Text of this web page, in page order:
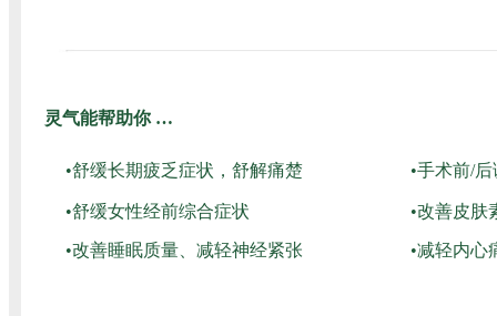
灵气能帮助你 …
•舒缓长期疲乏症状，舒解痛楚 •手术前/
•舒缓女性经前综合症状 •改善皮肤
•改善睡眠质量、减轻神经紧张 •减轻内心